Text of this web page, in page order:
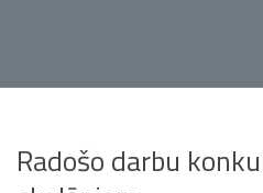
Radošo darbu